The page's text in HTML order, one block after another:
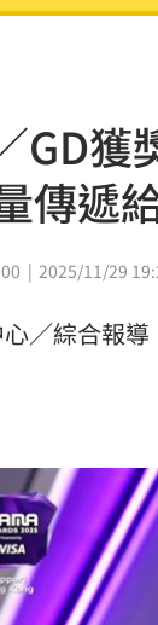
10億 王必勝
記憶體2027
2癌！她「愛
創辦人高希均
嫌信辟穀教
經紀人遭起
最強怨靈曝光
皮書刪台海
GD
傳遞
2025/11/29
／綜合報導